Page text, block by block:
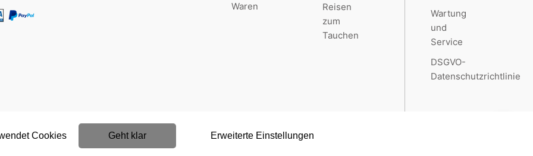
Waren
Reisen
zum
Tauchen
Wartung
und
Service
DSGVO-
Datenschutzrichtlinie
Cookies Geht klar Erweiterte Einstellungen